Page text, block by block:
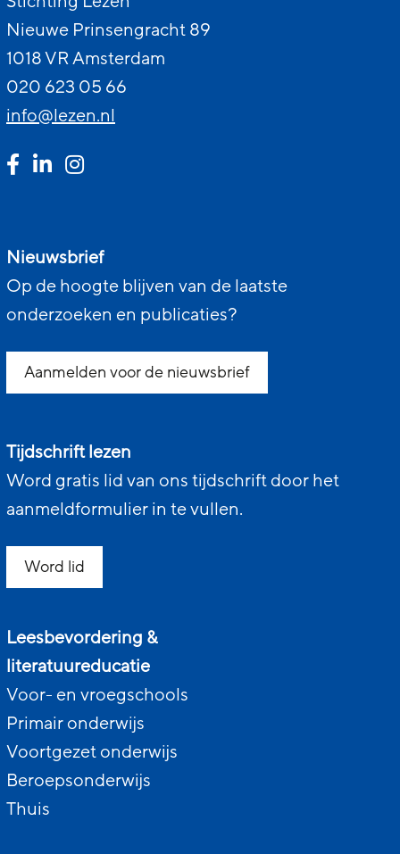
Nieuwe Prinsengracht 89
1018 VR Amsterdam
020 623 05 66
info@lezen.nl
Nieuwsbrief
Op de hoogte blijven van de laatste
onderzoeken en publicaties?
Aanmelden voor de nieuwsbrief
Tijdschrift lezen
Word gratis lid van ons tijdschrift door het
aanmeldformulier in te vullen.
Word lid
Leesbevordering &
literatuureducatie
Voor- en vroegschools
Primair onderwijs
Voortgezet onderwijs
Beroepsonderwijs
Thuis